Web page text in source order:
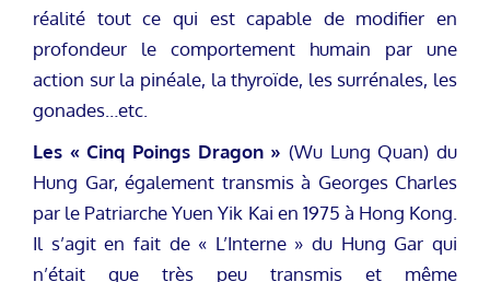
réalité tout ce qui est capable de modifier en
profondeur le comportement humain par une
action sur la pinéale, la thyroïde, les surrénales, les
gonades…etc.
Les « Cinq Poings Dragon » (Wu Lung Quan) du
Hung Gar, également transmis à Georges Charles
par le Patriarche Yuen Yik Kai en 1975 à Hong Kong.
Il s’agit en fait de « L’Interne » du Hung Gar qui
n’était que très peu transmis et même